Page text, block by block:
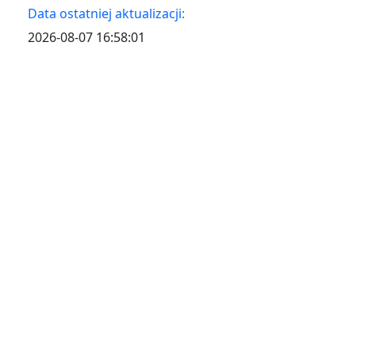
Data ostatniej aktualizacji:
2026-08-07 16:58:01